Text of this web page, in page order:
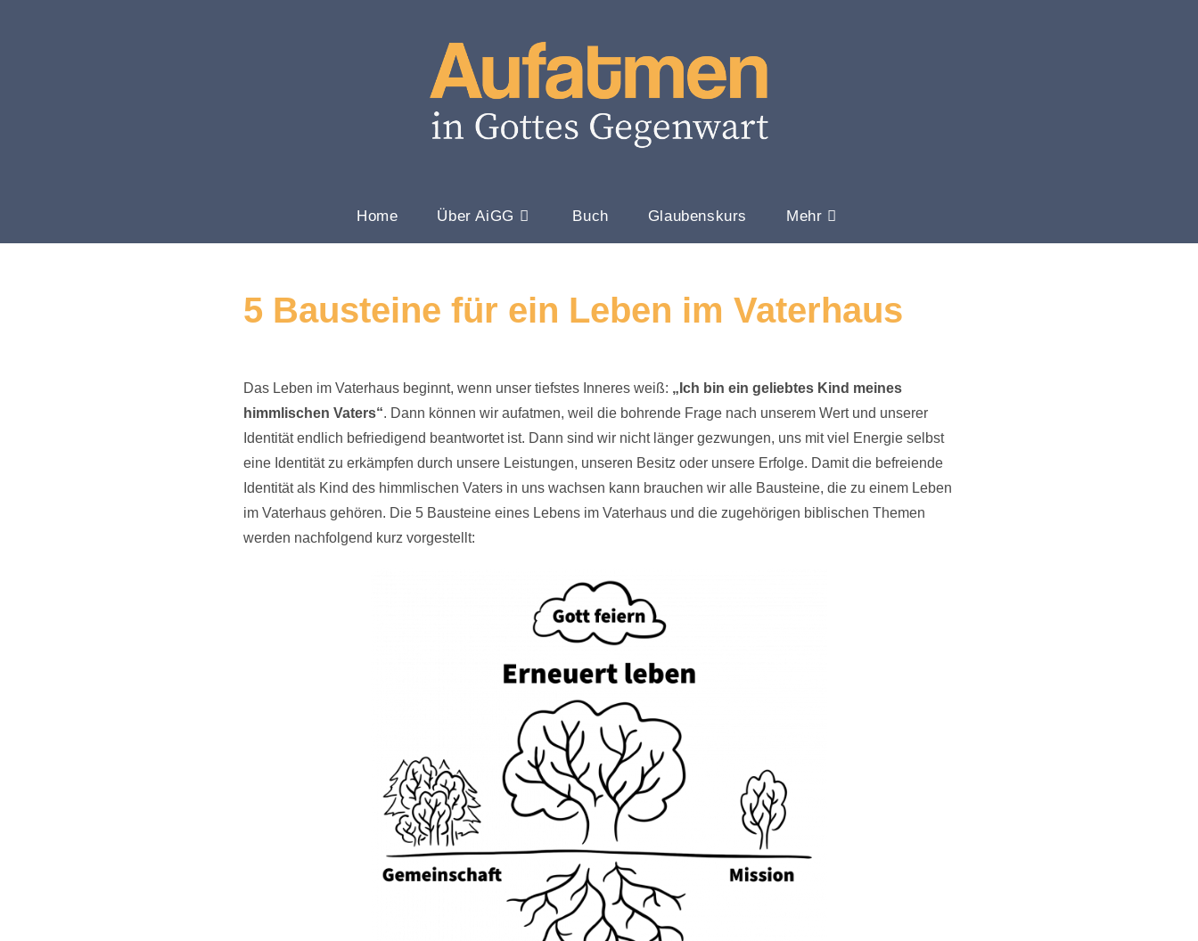
Home Über AiGG Buch Glaubenskurs Mehr
5 Bausteine für ein Leben im Vaterhaus
Das Leben im Vaterhaus beginnt, wenn unser tiefstes Inneres weiß: „Ich bin ein geliebtes Kind meines
himmlischen Vaters“. Dann können wir aufatmen, weil die bohrende Frage nach unserem Wert und unserer
Identität endlich befriedigend beantwortet ist. Dann sind wir nicht länger gezwungen, uns mit viel Energie selbst
eine Identität zu erkämpfen durch unsere Leistungen, unseren Besitz oder unsere Erfolge. Damit die befreiende
Identität als Kind des himmlischen Vaters in uns wachsen kann brauchen wir alle Bausteine, die zu einem Leben
im Vaterhaus gehören. Die 5 Bausteine eines Lebens im Vaterhaus und die zugehörigen biblischen Themen
werden nachfolgend kurz vorgestellt: